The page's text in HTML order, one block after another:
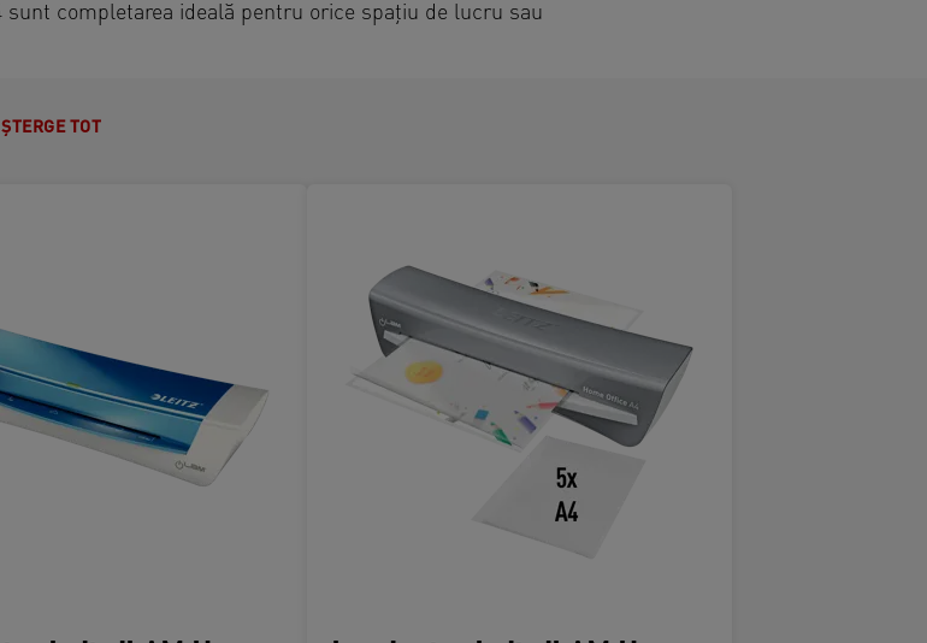
completarea ideală pentru orice spațiu de lucru sau
ȘTERGE TOT